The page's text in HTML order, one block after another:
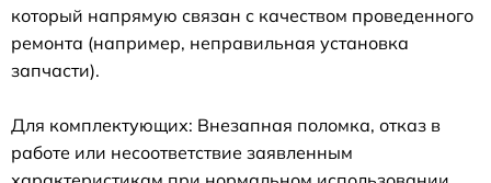
который напрямую связан с качеством проведенного
ремонта (например, неправильная установка
запчасти).
Для комплектующих: Внезапная поломка, отказ в
работе или несоответствие заявленным